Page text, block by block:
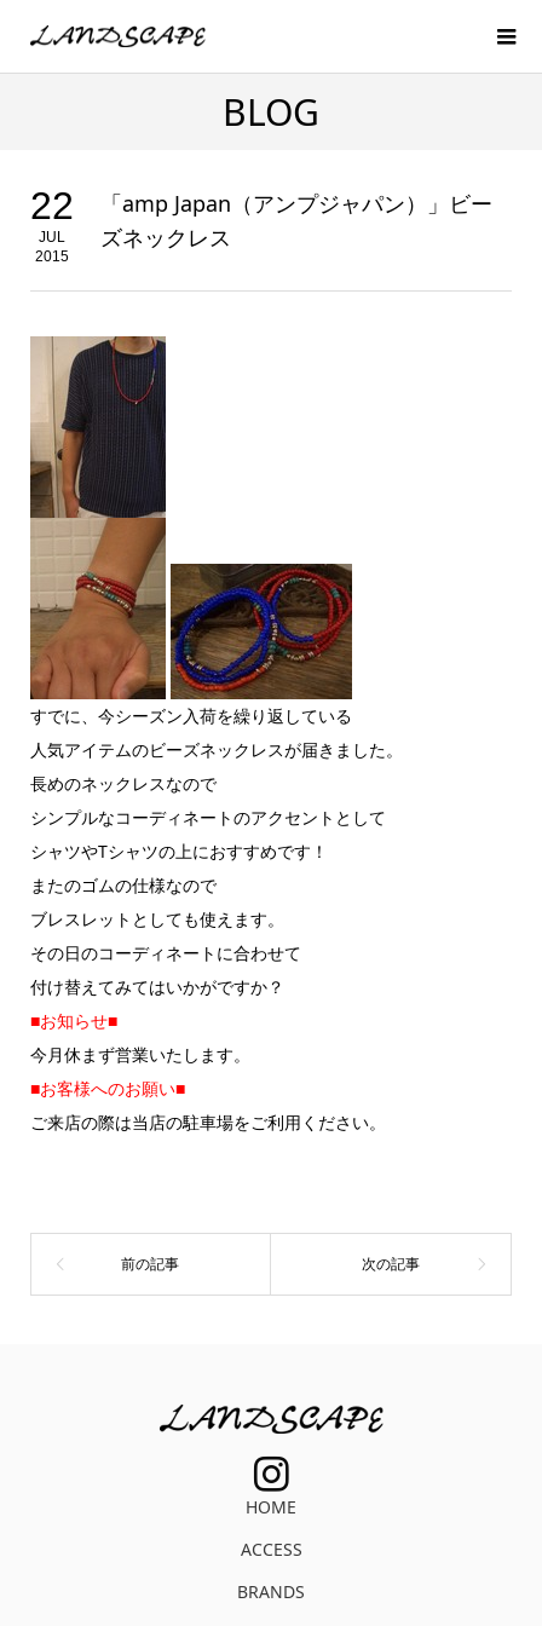
BLOG
22
JUL
2015
「amp Japan（アンプジャパン）」ビー
ズネックレス
すでに、今シーズン入荷を繰り返している
人気アイテムのビーズネックレスが届きました。
長めのネックレスなので
シンプルなコーディネートのアクセントとして
シャツやTシャツの上におすすめです！
またのゴムの仕様なので
ブレスレットとしても使えます。
その日のコーディネートに合わせて
付け替えてみてはいかがですか？
■お知らせ■
今月休まず営業いたします。
■お客様へのお願い■
ご来店の際は当店の駐車場をご利用ください。
HOME
ACCESS
BRANDS